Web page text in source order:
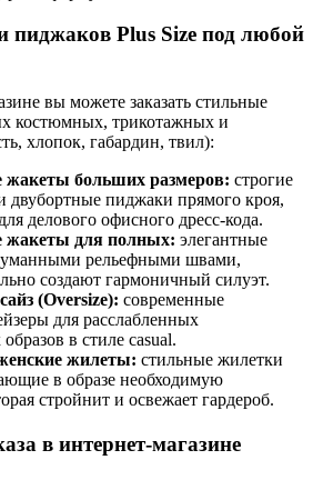
пиджаков Plus Size под любой
вы можете заказать стильные
костюмных, трикотажных и
хлопок, габардин, твил):
жакеты больших размеров: строгие
двубортные пиджаки прямого кроя,
делового офисного дресс-кода.
жакеты для полных: элегантные
рельефными швами,
создают гармоничный силуэт.
(Oversize): современные
для расслабленных
в стиле casual.
жилеты: стильные жилетки
в образе необходимую
стройнит и освежает гардероб.
в интернет-магазине